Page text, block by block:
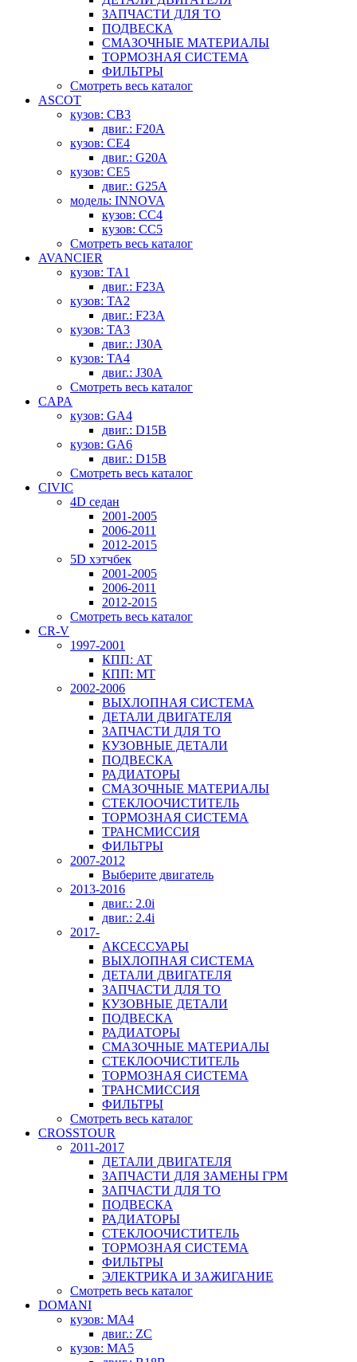
ЗАПЧАСТИ ДЛЯ ТО
ПОДВЕСКА
СМАЗОЧНЫЕ МАТЕРИАЛЫ
ТОРМОЗНАЯ СИСТЕМА
ФИЛЬТРЫ
Смотреть весь каталог
ASCOT
кузов: CB3
двиг.: F20A
кузов: CE4
двиг.: G20A
кузов: CE5
двиг.: G25A
модель: INNOVA
кузов: CC4
кузов: CC5
Смотреть весь каталог
AVANCIER
кузов: TA1
двиг.: F23A
кузов: TA2
двиг.: F23A
кузов: TA3
двиг.: J30A
кузов: TA4
двиг.: J30A
Смотреть весь каталог
CAPA
кузов: GA4
двиг.: D15B
кузов: GA6
двиг.: D15B
Смотреть весь каталог
CIVIC
4D седан
2001-2005
2006-2011
2012-2015
5D хэтчбек
2001-2005
2006-2011
2012-2015
Смотреть весь каталог
CR-V
1997-2001
КПП: AT
КПП: MT
2002-2006
ВЫХЛОПНАЯ СИСТЕМА
ДЕТАЛИ ДВИГАТЕЛЯ
ЗАПЧАСТИ ДЛЯ ТО
КУЗОВНЫЕ ДЕТАЛИ
ПОДВЕСКА
РАДИАТОРЫ
СМАЗОЧНЫЕ МАТЕРИАЛЫ
СТЕКЛООЧИСТИТЕЛЬ
ТОРМОЗНАЯ СИСТЕМА
ТРАНСМИССИЯ
ФИЛЬТРЫ
2007-2012
Выберите двигатель
2013-2016
двиг.: 2.0i
двиг.: 2.4i
2017-
АКСЕССУАРЫ
ВЫХЛОПНАЯ СИСТЕМА
ДЕТАЛИ ДВИГАТЕЛЯ
ЗАПЧАСТИ ДЛЯ ТО
КУЗОВНЫЕ ДЕТАЛИ
ПОДВЕСКА
РАДИАТОРЫ
СМАЗОЧНЫЕ МАТЕРИАЛЫ
СТЕКЛООЧИСТИТЕЛЬ
ТОРМОЗНАЯ СИСТЕМА
ТРАНСМИССИЯ
ФИЛЬТРЫ
Смотреть весь каталог
CROSSTOUR
2011-2017
ДЕТАЛИ ДВИГАТЕЛЯ
ЗАПЧАСТИ ДЛЯ ЗАМЕНЫ ГРМ
ЗАПЧАСТИ ДЛЯ ТО
ПОДВЕСКА
РАДИАТОРЫ
СТЕКЛООЧИСТИТЕЛЬ
ТОРМОЗНАЯ СИСТЕМА
ФИЛЬТРЫ
ЭЛЕКТРИКА И ЗАЖИГАНИЕ
Смотреть весь каталог
DOMANI
кузов: MA4
двиг.: ZC
кузов: MA5